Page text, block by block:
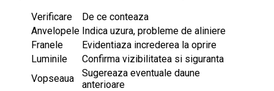
Verificare
De ce conteaza
Anvelopele Indica uzura, probleme de aliniere
Franele
Evidentiaza increderea la oprire
Luminile
Confirma vizibilitatea si siguranta
Vopseaua
Sugereaza eventuale daune
anterioare